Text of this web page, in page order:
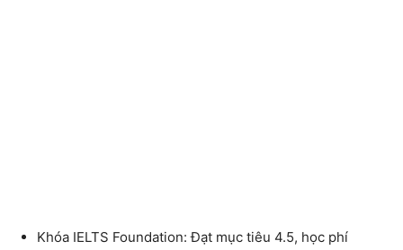
Khóa IELTS Foundation: Đạt mục tiêu 4.5, học phí